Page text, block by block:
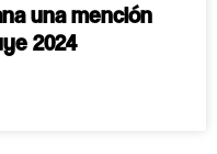
una mención
2024